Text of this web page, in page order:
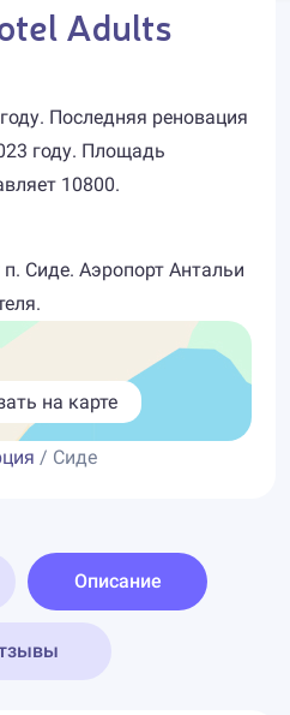
Adults
Последняя реновация
году. Площадь
10800.
Сиде. Аэропорт Антальи
на карте
/ Сиде
Описание